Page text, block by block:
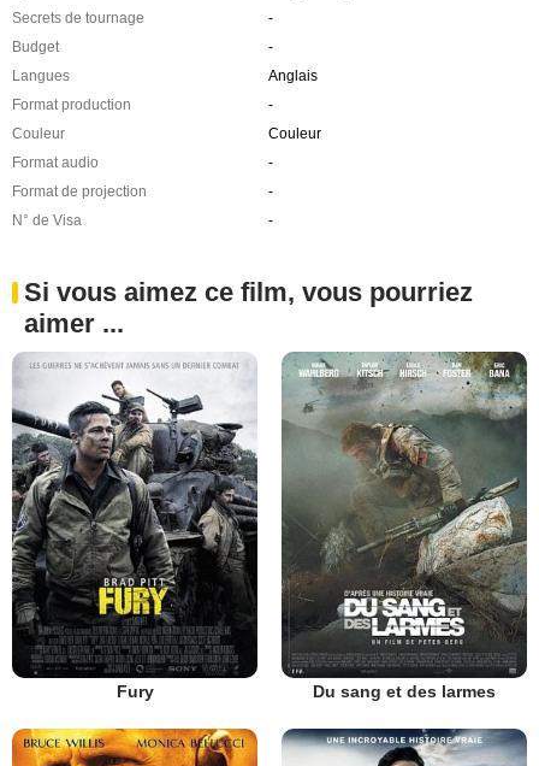
Secrets de tournage
-
Budget
-
Langues
Anglais
Format production
-
Couleur
Couleur
Format audio
-
Format de projection
-
N° de Visa
-
Si vous aimez ce film, vous pourriez
aimer ...
Fury Du sang et des larmes